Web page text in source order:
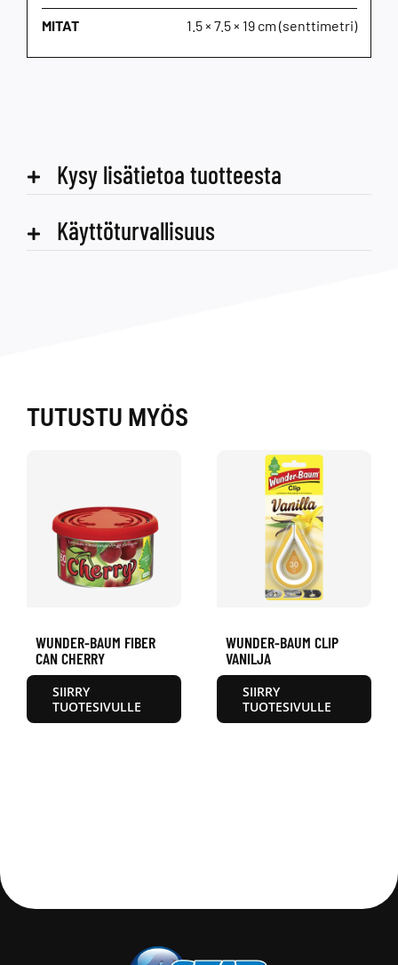
MITAT 1.5 × 7.5 × 19 cm (senttimetri)
Kysy lisätietoa tuotteesta
Käyttöturvallisuus
TUTUSTU MYÖS
WUNDER-BAUM FIBER
CAN CHERRY
SIIRRY
TUOTESIVULLE
WUNDER-BAUM CLIP
VANILJA
SIIRRY
TUOTESIVULLE